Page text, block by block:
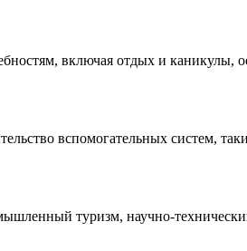
включая отдых и каникулы,
вспомогательных систем,
туризм, научно-